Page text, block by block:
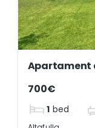
Apartament
700€
1 bed